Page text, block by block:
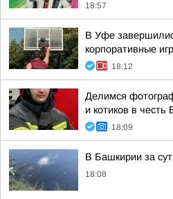
18:57
В Уфе
корпоративные
18:12
Делимся
и котиков в
18:09
В Башкирии за
18:08